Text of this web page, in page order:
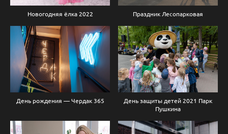
Новогодняя ёлка 2022 Праздник Лесопарковая
День рождения — Чердак 365
День защиты детей 2021 Парк
Пушкина